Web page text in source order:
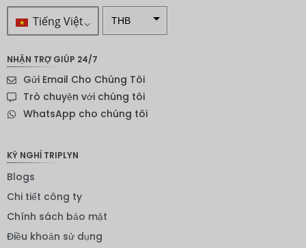
Tiếng Việt THB
Đô la
New
Zealand
NHẬN TRỢ GIÚP 24/7
Gửi Email Cho Chúng Tôi
Trò chuyện với chúng tôi
WhatsApp cho chúng tôi
KỲ NGHỈ TRIPLYN
Blogs
Chi tiết công ty
Chính sách bảo mật
Điều khoản sử dụng